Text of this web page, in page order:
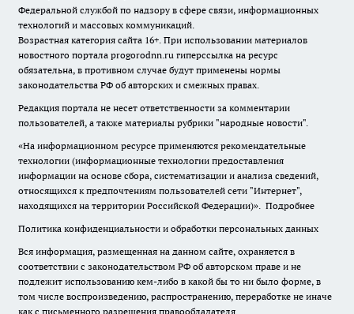
Федеральной службой по надзору в сфере связи, информационных
технологий и массовых коммуникаций.
Возрастная категория сайта 16+. При использовании материалов
новостного портала progorodnn.ru гиперссылка на ресурс
обязательна, в противном случае будут применены нормы
законодательства РФ об авторских и смежных правах.
Редакция портала не несет ответственности за комментарии
пользователей, а также материалы рубрики "народные новости".
«На информационном ресурсе применяются рекомендательные
технологии (информационные технологии предоставления
информации на основе сбора, систематизации и анализа сведений,
относящихся к предпочтениям пользователей сети "Интернет",
находящихся на территории Российской Федерации)». Подробнее
Политика конфиденциальности и обработки персональных данных
Вся информация, размещенная на данном сайте, охраняется в
соответствии с законодательством РФ об авторском праве и не
подлежит использованию кем-либо в какой бы то ни было форме, в
том числе воспроизведению, распространению, переработке не иначе
как с письменного разрешения правообладателя.